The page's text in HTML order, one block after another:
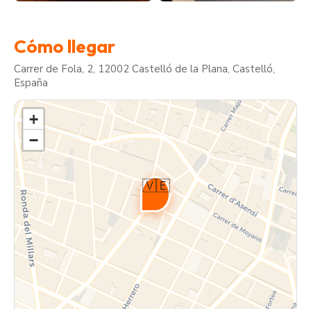
Cómo llegar
Carrer de Fola, 2, 12002 Castelló de la Plana, Castelló,
España
🇻🇪
+
−